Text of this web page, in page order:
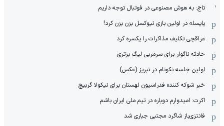
تاج: به هوش مصنوعی در فوتبال توجه داریم
یایسله در اولین بازی نیوکسل بزن بزن کرد!
عراقچی تکلیف مذاکرات را یکسره کرد
حادثه ناگوار برای سرمربی لیگ برتری
اولین جلسه نکونام در تبریز (عکس)
خبر شوکه کننده فدراسیون لهستان برای نیکولا گربیچ
اکرت: امیدوارم دوباره در تیم ملی ایران باشم
فانتزی‌باز شاگرد مجتبی جباری شد